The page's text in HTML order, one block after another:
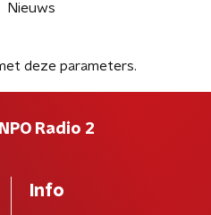
Nieuws
deze parameters.
Radio 2
Info